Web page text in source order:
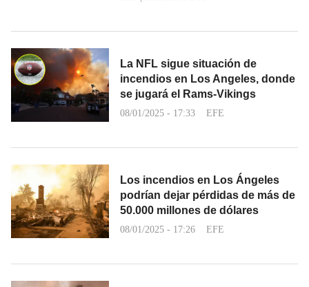
La NFL sigue situación de
incendios en Los Angeles, donde
se jugará el Rams-Vikings
08/01/2025 - 17:33 EFE
Los incendios en Los Ángeles
podrían dejar pérdidas de más de
50.000 millones de dólares
08/01/2025 - 17:26 EFE